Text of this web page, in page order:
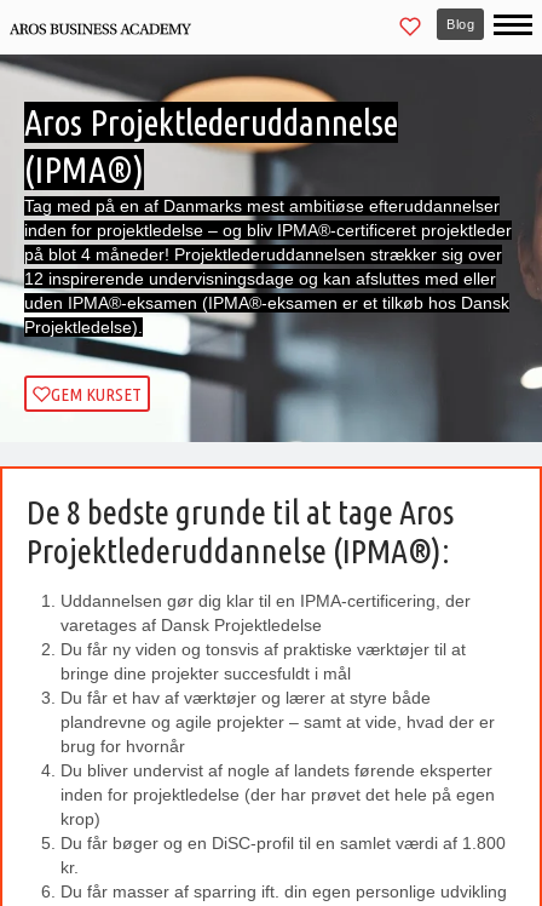
Blog
Aros Projektlederuddannelse
(IPMA®)
Tag med på en af Danmarks mest ambitiøse efteruddannelser
inden for projektledelse – og bliv IPMA®-certificeret projektleder
på blot 4 måneder! Projektlederuddannelsen strækker sig over
12 inspirerende undervisningsdage og kan afsluttes med eller
uden IPMA®-eksamen (IPMA®-eksamen er et tilkøb hos Dansk
Projektledelse).
GEM KURSET
De 8 bedste grunde til at tage Aros
Projektlederuddannelse (IPMA®):
Uddannelsen gør dig klar til en IPMA-certificering, der
varetages af Dansk Projektledelse
Du får ny viden og tonsvis af praktiske værktøjer til at
bringe dine projekter succesfuldt i mål
Du får et hav af værktøjer og lærer at styre både
plandrevne og agile projekter – samt at vide, hvad der er
brug for hvornår
Du bliver undervist af nogle af landets førende eksperter
inden for projektledelse (der har prøvet det hele på egen
krop)
Du får bøger og en DiSC-profil til en samlet værdi af 1.800
kr.
Du får masser af sparring ift. din egen personlige udvikling